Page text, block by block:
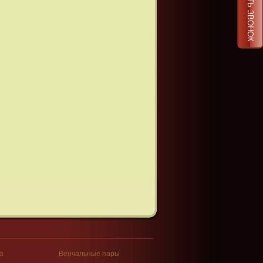
Венчальные пары